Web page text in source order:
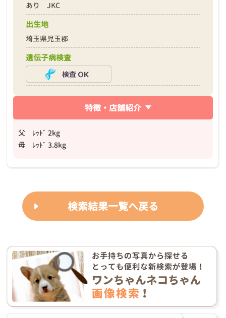
あり JKC
出生地
埼玉県児玉郡
遺伝子病検査
特徴・店舗紹介
父 ﾚｯﾄﾞ 2kg
母 ﾚｯﾄﾞ 3.8kg
検索結果一覧へ戻る